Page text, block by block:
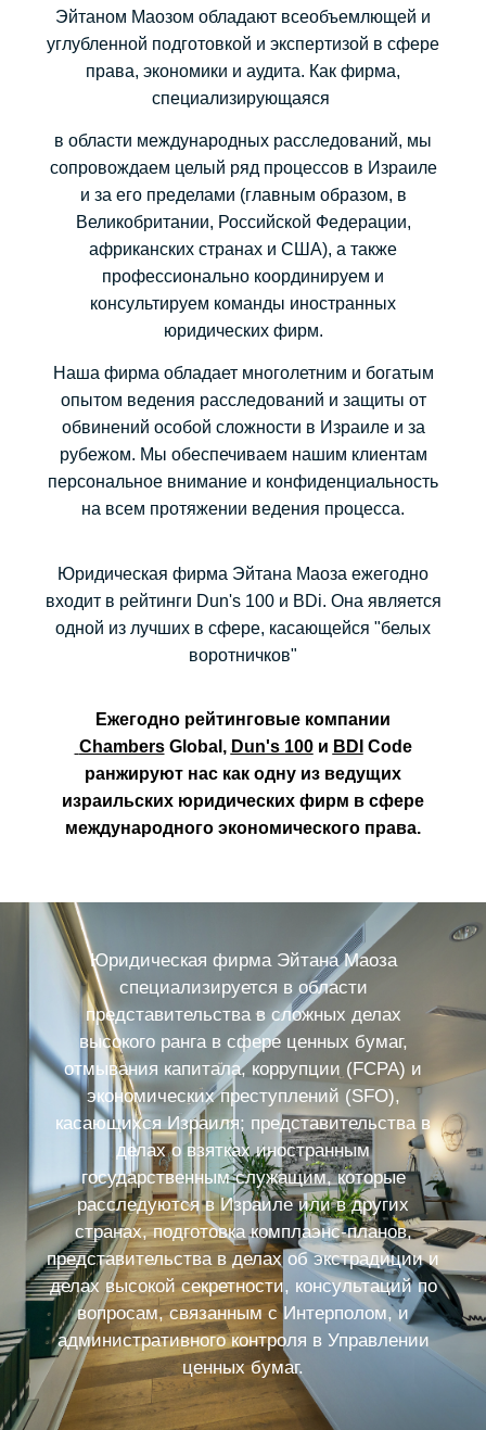
Эйтаном Маозом обладают всеобъемлющей и
углубленной подготовкой и экспертизой в сфере
права, экономики и аудита. Как фирма,
специализирующаяся
в области международных расследований, мы
сопровождаем целый ряд процессов в Израиле
и за его пределами (главным образом, в
Великобритании, Российской Федерации,
африканских странах и США), а также
профессионально координируем и
консультируем команды иностранных
юридических фирм.
Наша фирма обладает многолетним и богатым
опытом ведения расследований и защиты от
обвинений особой сложности в Израиле и за
рубежом. Мы обеспечиваем нашим клиентам
персональное внимание и конфиденциальность
на всем протяжении ведения процесса.
Юридическая фирма Эйтана Маоза ежегодно
входит в рейтинги Dun's 100 и ВDi. Она является
одной из лучших в сфере, касающейся "белых
воротничков"
Ежегодно рейтинговые компании
ChambersGlobal, Dun's 100и BDI Code
ранжируют нас как одну из ведущих
израильских юридических фирм в сфере
международного экономического права.
Юридическая фирма Эйтана Маоза
специализируется в области
представительства в сложных делах
высокого ранга в сфере ценных бумаг,
отмывания капитала, коррупции (FCPA) и
экономических преступлений (SFO),
касающихся Израиля; представительства в
делах о взятках иностранным
государственным служащим, которые
расследуются в Израиле или в других
странах, подготовка комплаэнс-планов,
представительства в делах об экстрадиции и
делах высокой секретности, консультаций по
вопросам, связанным с Интерполом, и
административного контроля в Управлении
ценных бумаг.